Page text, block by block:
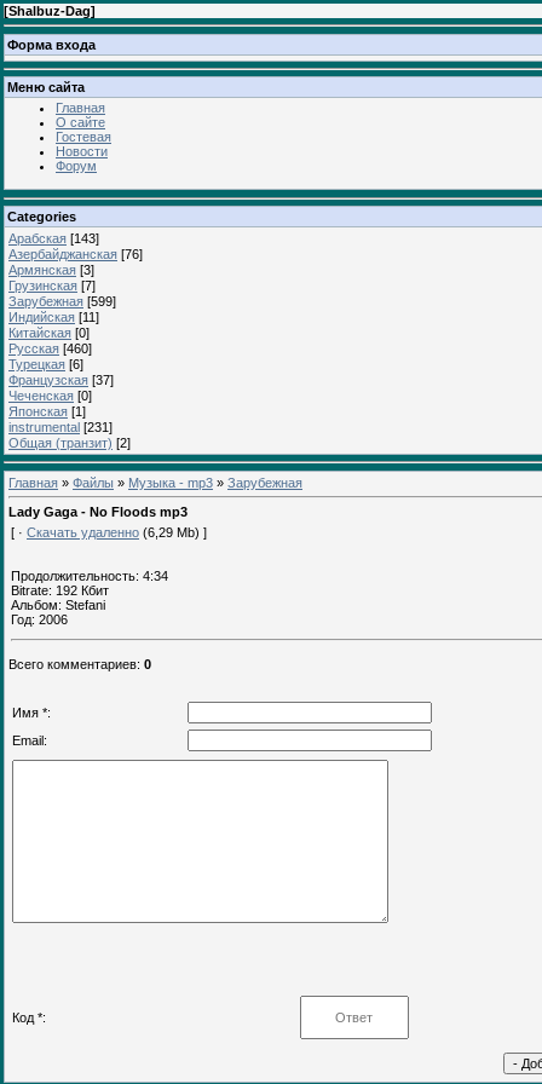
[Shalbuz-Dag]
Форма входа
Меню сайта
Главная
О сайте
Гостевая
Новости
Форум
Categories
Арабская [143]
Азербайджанская [76]
Армянская [3]
Грузинская [7]
Зарубежная [599]
Индийская [11]
Китайская [0]
Русская [460]
Турецкая [6]
Французская [37]
Чеченская [0]
Японская [1]
instrumental [231]
Общая (транзит) [2]
Главная » Файлы » Музыка - mp3 » Зарубежная
Lady Gaga - No Floods mp3
[ · Скачать удаленно (6,29 Mb) ]
Продолжительность: 4:34
Bitrate: 192 Кбит
Альбом: Stefani
Год: 2006
Всего комментариев: 0
Имя *:
Email:
Код *: